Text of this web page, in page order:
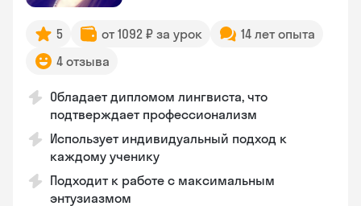
5 от 1092 ₽ за урок
14 лет опыта
4 отзыва
Обладает дипломом лингвиста, что
подтверждает профессионализм
Использует индивидуальный подход к
каждому ученику
Подходит к работе с максимальным
энтузиазмом